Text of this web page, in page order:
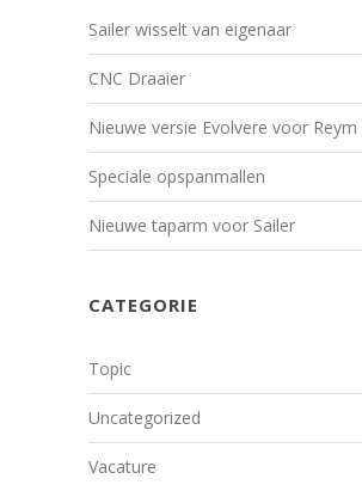
Sailer wisselt van eigenaar
CNC Draaier
Nieuwe versie Evolvere voor Reym
Speciale opspanmallen
Nieuwe taparm voor Sailer
CATEGORIE
Topic
Uncategorized
Vacature